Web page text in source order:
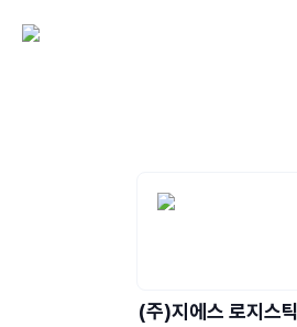
(주)지에스 로지스틱